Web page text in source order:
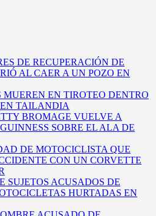
DE RECUPERACIÓN DE
AL CAER A UN POZO EN
MUEREN EN TIROTEO DENTRO
TAILANDIA
BROMAGE VUELVE A
SOBRE EL ALA DE
DE MOTOCICLISTA QUE
CON UN CORVETTE
SUJETOS ACUSADOS DE
HURTADAS EN